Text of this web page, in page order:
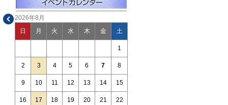
2026年8月
日 月 火 水 木 金 土
1
2 3 4 5 6 7 8
9 10 11 12 13 14 15
16 17 18 19 20 21 22